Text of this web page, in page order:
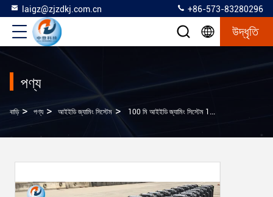
laigz@zjzdkj.com.cn +86-573-83280296
উদ্ধৃতি
পণ্য
বাড়ি > পণ্য > আইইডি জ্যামিং সিস্টেম > 100 মি আইইডি জ্যামিং সিস্টেম 120W নিম্ন আউটপুট শক্তি দেশ সুরক্ষা সুরক্ষা জন্য